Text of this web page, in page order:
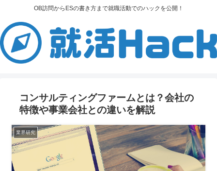
OB訪問からESの書き方まで就職活動でのハックを公開！
コンサルティングファームとは？会社の
特徴や事業会社との違いを解説
業界研究